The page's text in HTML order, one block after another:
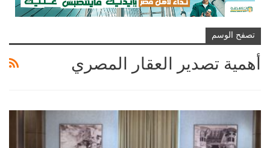
تصفح الوسم
أهمية تصدير العقار المصري